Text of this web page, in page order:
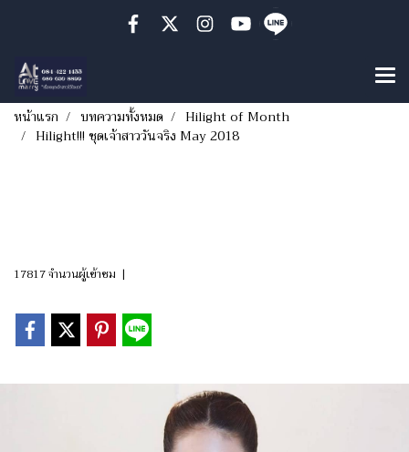
หน้าแรก บทความทั้งหมด
Hilight of Month
Hilight!!! ชุดเจ้าสาววันจริง May 2018
17817 จำนวนผู้เข้าชม |